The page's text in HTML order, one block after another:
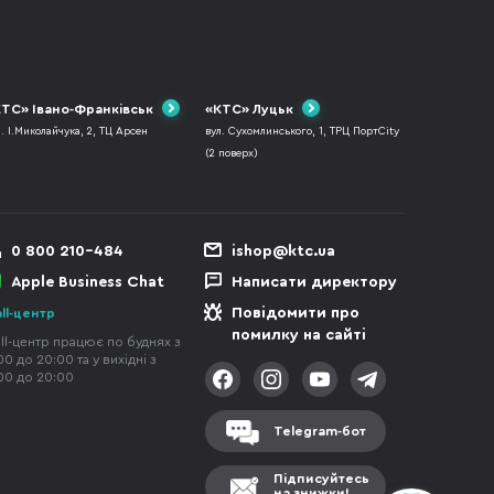
Івано-Франківськ
І.Миколайчука, 2, ТЦ Арсен
«КТС» Луцьк
вул. Сухомлинського, 1, ТРЦ ПортCity
(2 поверх)
0 800 210-484
Apple Business Chat
центр
центр працює по буднях з
до 20:00 та у вихідні з
до 20:00
ishop@ktc.ua
Написати директору
Повідомити про
помилку на сайті
Telegram-бот
Підписуйтесь